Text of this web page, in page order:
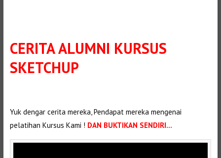
CERITA ALUMNI KURSUS
SKETCHUP
Yuk dengar cerita mereka, Pendapat mereka mengenai
pelatihan Kursus Kami ! DAN BUKTIKAN SENDIRI…